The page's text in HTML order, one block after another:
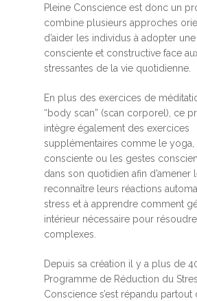
Pleine Conscience est donc un
combine plusieurs approches
d’aider les individus à adopter
consciente et constructive face
stressantes de la vie quotidienne.
En plus des exercices de
“body scan” (scan corporel), ce
intègre également des exercices
supplémentaires comme le yoga,
consciente ou les gestes
dans son quotidien afin d’amener
reconnaître leurs réactions
stress et à apprendre comment
intérieur nécessaire pour
complexes.
Depuis sa création il y a plus de
Programme de Réduction du
Conscience s’est répandu